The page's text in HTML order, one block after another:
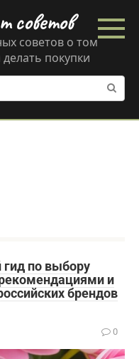
советов
советов о том
покупки
по выбору
и
брендов
0